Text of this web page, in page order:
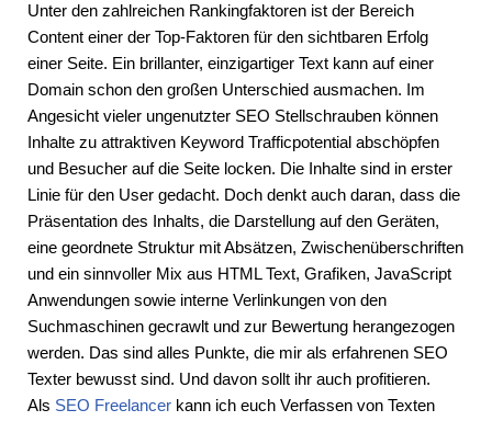
Unter den zahlreichen Rankingfaktoren ist der Bereich
Content einer der Top-Faktoren für den sichtbaren Erfolg
einer Seite. Ein brillanter, einzigartiger Text kann auf einer
Domain schon den großen Unterschied ausmachen. Im
Angesicht vieler ungenutzter SEO Stellschrauben können
Inhalte zu attraktiven Keyword Trafficpotential abschöpfen
und Besucher auf die Seite locken. Die Inhalte sind in erster
Linie für den User gedacht. Doch denkt auch daran, dass die
Präsentation des Inhalts, die Darstellung auf den Geräten,
eine geordnete Struktur mit Absätzen, Zwischenüberschriften
und ein sinnvoller Mix aus HTML Text, Grafiken, JavaScript
Anwendungen sowie interne Verlinkungen von den
Suchmaschinen gecrawlt und zur Bewertung herangezogen
werden. Das sind alles Punkte, die mir als erfahrenen SEO
Texter bewusst sind. Und davon sollt ihr auch profitieren.
Als SEO Freelancer kann ich euch Verfassen von Texten